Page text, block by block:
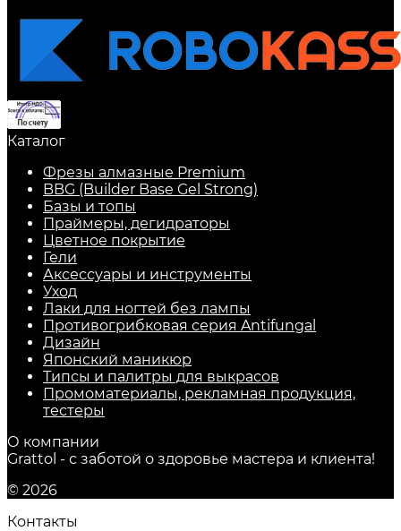
Каталог
Фрезы алмазные Premium
BBG (Builder Base Gel Strong)
Базы и топы
Праймеры, дегидраторы
Цветное покрытие
Гели
Аксессуары и инструменты
Уход
Лаки для ногтей без лампы
Противогрибковая серия Antifungal
Дизайн
Японский маникюр
Типсы и палитры для выкрасов
Промоматериалы, рекламная продукция,
тестеры
О компании
Grattol - с заботой о здоровье мастера и клиента!
© 2026
Контакты